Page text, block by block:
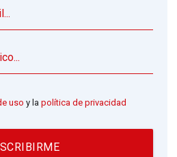
uso y lapolítica de privacidad